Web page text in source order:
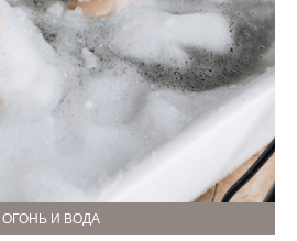
ОГОНЬ И ВОДА